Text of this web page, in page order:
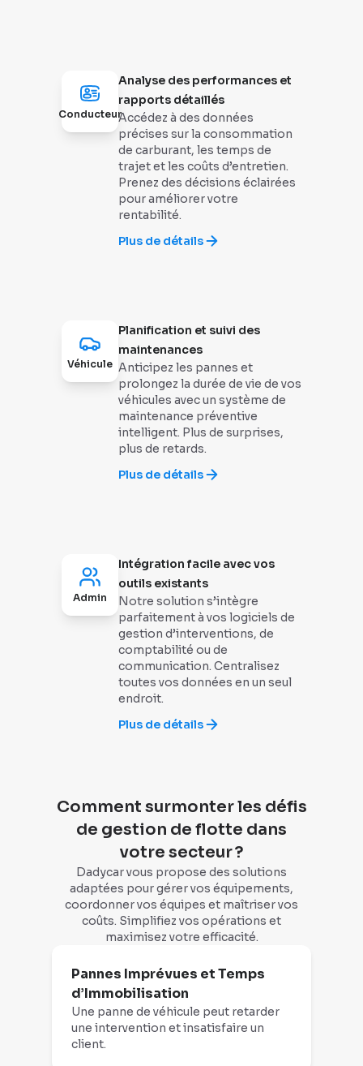
Conducteur
Analyse des performances et
rapports détaillés
Accédez à des données
précises sur la consommation
de carburant, les temps de
trajet et les coûts d’entretien.
Prenez des décisions éclairées
pour améliorer votre
rentabilité.
Plus de détails
Véhicule
Planification et suivi des
maintenances
Anticipez les pannes et
prolongez la durée de vie de vos
véhicules avec un système de
maintenance préventive
intelligent. Plus de surprises,
plus de retards.
Plus de détails
Admin
Intégration facile avec vos
outils existants
Notre solution s’intègre
parfaitement à vos logiciels de
gestion d’interventions, de
comptabilité ou de
communication. Centralisez
toutes vos données en un seul
endroit.
Plus de détails
Comment surmonter les défis
de gestion de flotte dans
votre secteur ?
Dadycar vous propose des solutions
adaptées pour gérer vos équipements,
coordonner vos équipes et maîtriser vos
coûts. Simplifiez vos opérations et
maximisez votre efficacité.
Pannes Imprévues et Temps
d’Immobilisation
Une panne de véhicule peut retarder
une intervention et insatisfaire un
client.